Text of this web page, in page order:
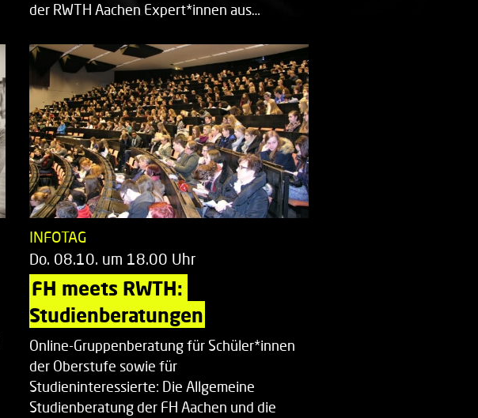
der RWTH Aachen Expert*innen aus…
INFOTAG
Do. 08.10. um 18.00 Uhr
FH meets RWTH:
Studienberatungen
Online-Gruppenberatung für Schüler*innen
der Oberstufe sowie für
Studieninteressierte: Die Allgemeine
Studienberatung der FH Aachen und die